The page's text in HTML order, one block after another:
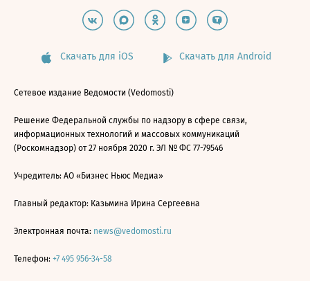
Скачать для iOS Скачать для Android
Сетевое издание Ведомости (Vedomosti)
Решение Федеральной службы по надзору в сфере связи,
информационных технологий и массовых коммуникаций
(Роскомнадзор) от 27 ноября 2020 г. ЭЛ № ФС 77-79546
Учредитель: АО «Бизнес Ньюс Медиа»
Главный редактор: Казьмина Ирина Сергеевна
Электронная почта: news@vedomosti.ru
Телефон: +7 495 956-34-58